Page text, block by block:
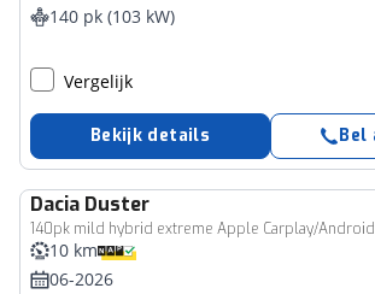
140 pk (103 kW)
Vergelijk
Bekijk details Bel
Dacia Duster
140pk mild hybrid extreme Apple Carplay/
10 km
06-2026